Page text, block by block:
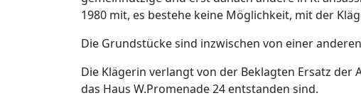
1980 mit, es bestehe keine Möglichkeit, mit der
Die Grundstücke sind inzwischen von einer
Die Klägerin verlangt von der Beklagten Ersatz
das Haus W.Promenade 24 entstanden sind.